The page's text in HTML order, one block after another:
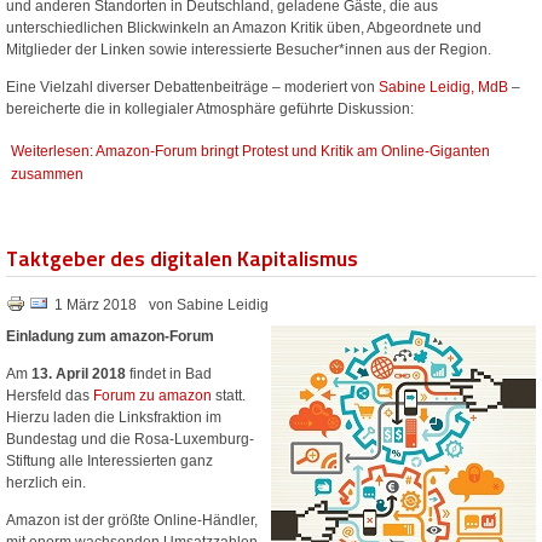
und anderen Standorten in Deutschland, geladene Gäste, die aus
unterschiedlichen Blickwinkeln an Amazon Kritik üben, Abgeordnete und
Mitglieder der Linken sowie interessierte Besucher*innen aus der Region.
Eine Vielzahl diverser Debattenbeiträge – moderiert von Sabine Leidig, MdB –
bereicherte die in kollegialer Atmosphäre geführte Diskussion:
Weiterlesen: Amazon-Forum bringt Protest und Kritik am Online-Giganten
zusammen
Taktgeber des digitalen Kapitalismus
1 März 2018
von Sabine Leidig
Einladung zum amazon-Forum
Am 13. April 2018 findet in Bad
Hersfeld das Forum zu amazon statt.
Hierzu laden die Linksfraktion im
Bundestag und die Rosa-Luxemburg-
Stiftung alle Interessierten ganz
herzlich ein.
Amazon ist der größte Online-Händler,